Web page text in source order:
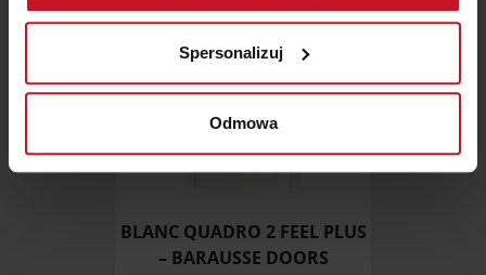
Identyfikować Twoje urządzenie, aktywnie
(fingerprinting, czyli wirtualny odcisk palca)
Dowiedz się więcej odnośnie tego, jak Twoje osobiste
dane są przetwarzane oraz ustaw własne preferencje w
zmienić lub wycofać swoją zgodę w dowolnej chwili.
Wykorzystujemy pliki cookie do spersonalizowania treści
i reklam, aby oferować funkcje społecznościowe i
Spersonalizuj
Odmowa
BLANC QUADRO 2 FEEL PLUS
– BARAUSSE DOORS